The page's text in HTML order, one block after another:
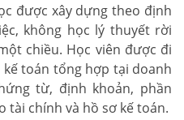
được xây dựng theo định
không học lý thuyết rời
chiều. Học viên được đi
toán tổng hợp tại doanh
từ, định khoản, phần
tài chính và hồ sơ kế toán.